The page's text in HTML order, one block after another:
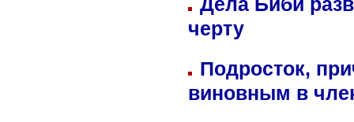
Дела Биби
черту
Подросток,
виновным в